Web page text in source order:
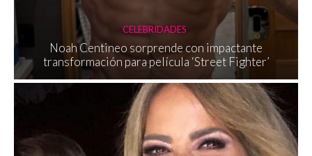
CELEBRIDADES
Noah Centineo sorprende con impactante
transformación para película ‘Street Fighter’